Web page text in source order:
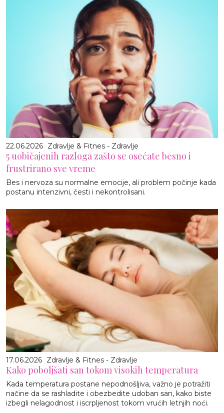
22.06.2026 Zdravlje & Fitnes - Zdravlje
5 uobičajenih razloga zašto se osećate besno i
frustrirano sve vreme
Bes i nervoza su normalne emocije, ali problem počinje kada
postanu intenzivni, česti i nekontrolisani.
17.06.2026 Zdravlje & Fitnes - Zdravlje
Kako poboljšati san tokom visokih temperatura
Kada temperatura postane nepodnošljiva, važno je potražiti
načine da se rashladite i obezbedite udoban san, kako biste
izbegli nelagodnost i iscrpljenost tokom vrućih letnjih noći.